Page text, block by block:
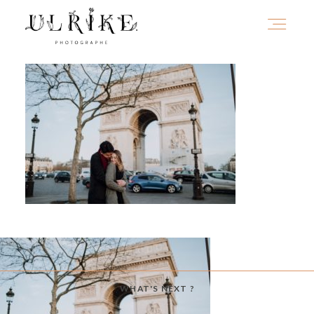
WHAT'S NEXT ?
HOME
A PROPOS
PORTFOLIO
INFOS
JOURNAL